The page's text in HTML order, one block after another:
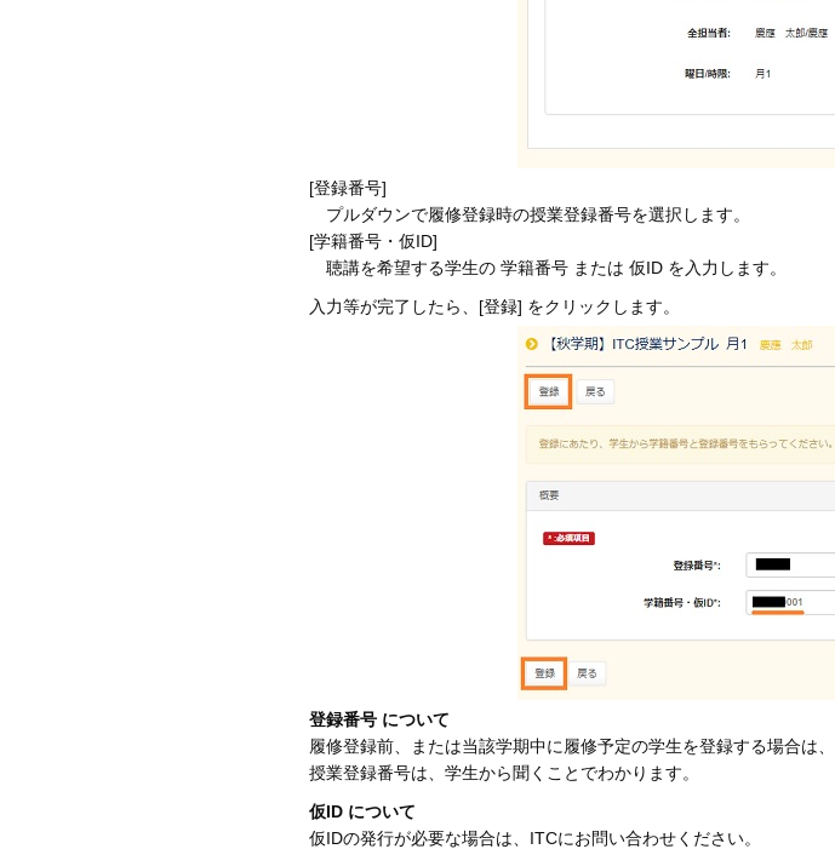
[登録番号]
プルダウンで履修登録時の授業登録番号を選択します。
[学籍番号・仮ID]
聴講を希望する学生の 学籍番号 または 仮ID を入力します。
入力等が完了したら、[登録] をクリックします。
登録番号 について
履修登録前、または当該学期中に履修予定の学生を登録する場合は、
授業登録番号は、学生から聞くことでわかります。
仮ID について
仮IDの発行が必要な場合は、ITCにお問い合わせください。